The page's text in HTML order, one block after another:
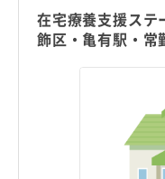
岐阜県
静岡県
青梅市
府中市
堀切菖蒲園駅
お花茶屋駅
京成立石駅
職種・資格すべて
看護師
施設形態すべて
病院
勤務形態すべて
常勤（夜勤あり
常勤（夜勤のみ）
パート・アルバ
土日祝休み
年間休日120日
残業少なめ
在宅療養支援ステ
飾区・亀有駅・常
岐阜県
静岡県
青梅市
府中市
堀切菖蒲園駅
お花茶屋駅
京成立石駅
職種・資格すべて
看護師
施設形態すべて
病院
勤務形態すべて
常勤（夜勤あり
常勤（夜勤のみ）
パート・アルバ
土日祝休み
年間休日120日
残業少なめ